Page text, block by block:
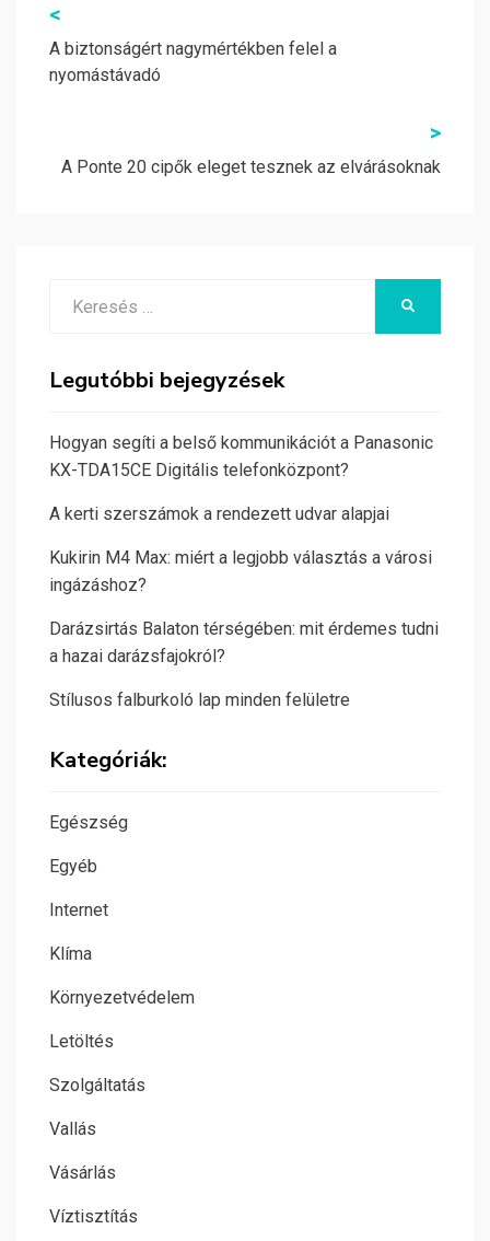
Bejegyzés
navigáció
<
A biztonságért nagymértékben felel a
nyomástávadó
>
A Ponte 20 cipők eleget tesznek az elvárásoknak
Legutóbbi bejegyzések
Hogyan segíti a belső kommunikációt a Panasonic
KX-TDA15CE Digitális telefonközpont?
A kerti szerszámok a rendezett udvar alapjai
Kukirin M4 Max: miért a legjobb választás a városi
ingázáshoz?
Darázsirtás Balaton térségében: mit érdemes tudni
a hazai darázsfajokról?
Stílusos falburkoló lap minden felületre
Kategóriák:
Egészség
Egyéb
Internet
Klíma
Környezetvédelem
Letöltés
Szolgáltatás
Vallás
Vásárlás
Víztisztítás